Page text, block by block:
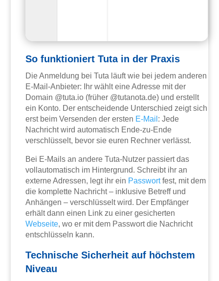
So funktioniert Tuta in der Praxis
Die Anmeldung bei Tuta läuft wie bei jedem anderen
E-Mail-Anbieter: Ihr wählt eine Adresse mit der
Domain @tuta.io (früher @tutanota.de) und erstellt
ein Konto. Der entscheidende Unterschied zeigt sich
erst beim Versenden der ersten E-Mail : Jede
Nachricht wird automatisch Ende-zu-Ende
verschlüsselt, bevor sie euren Rechner verlässt.
Bei E-Mails an andere Tuta-Nutzer passiert das
vollautomatisch im Hintergrund. Schreibt ihr an
externe Adressen, legt ihr ein Passwortfest, mit dem
die komplette Nachricht – inklusive Betreff und
Anhängen – verschlüsselt wird. Der Empfänger
erhält dann einen Link zu einer gesicherten
Webseite, wo er mit dem Passwort die Nachricht
entschlüsseln kann.
Technische Sicherheit auf höchstem
Niveau